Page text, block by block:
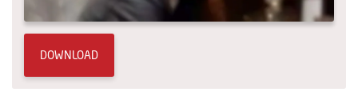
DOWNLOAD